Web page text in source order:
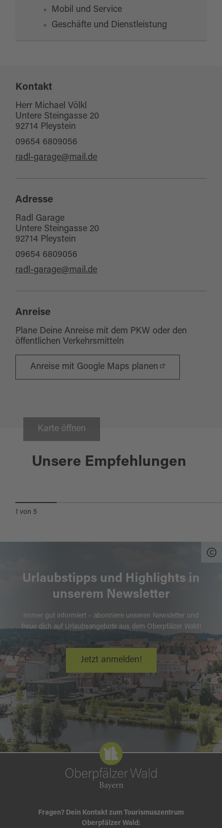
Mobil und Service
Geschäfte und Dienstleistung
Kontakt
Herr Michael Völkl
Untere Steingasse 20
92714 Pleystein
09654 6809056
radl-garage@mail.de
Adresse
Radl Garage
Untere Steingasse 20
92714 Pleystein
09654 6809056
radl-garage@mail.de
Anreise
Plane Deine Anreise mit dem PKW oder den
öffentlichen Verkehrsmitteln
Anreise mit Google Maps planen
Karte öffnen
Unsere Empfehlungen
Pleystein
1 von 5
Urlaubstipps und Highlights in
unserem Newsletter
Immer gut informiert – abonniere unseren Newsletter und
freue dich auf Urlaubsangebote aus dem Oberpfälzer Wald!
Jetzt anmelden!
Fragen? Dein Kontakt zum Tourismuszentrum
Oberpfälzer Wald: